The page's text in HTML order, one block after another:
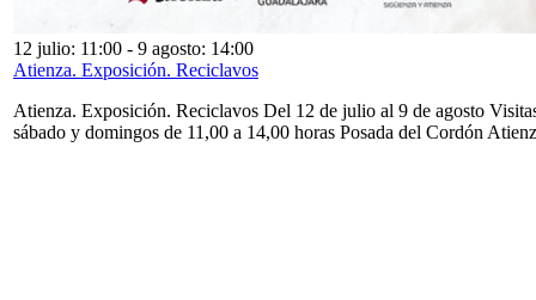
12 julio: 11:00 - 9 agosto: 14:00
Atienza. Exposición. Reciclavos
Atienza. Exposición. Reciclavos Del 12 de julio al 9 de agosto
sábado y domingos de 11,00 a 14,00 horas Posada del Cordón